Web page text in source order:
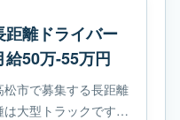
離ドライバー
50万-55万円
市で募集する長距離
は大型トラックです。